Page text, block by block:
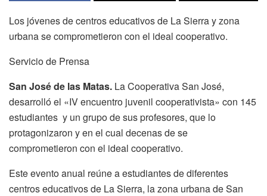
Los jóvenes de centros educativos de La Sierra y zona
urbana se comprometieron con el ideal cooperativo.
Servicio de Prensa
San José de las Matas. La Cooperativa San José,
desarrolló el «IV encuentro juvenil cooperativista» con 145
estudiantes y un grupo de sus profesores, que lo
protagonizaron y en el cual decenas de se
comprometieron con el ideal cooperativo.
Este evento anual reúne a estudiantes de diferentes
centros educativos de La Sierra, la zona urbana de San